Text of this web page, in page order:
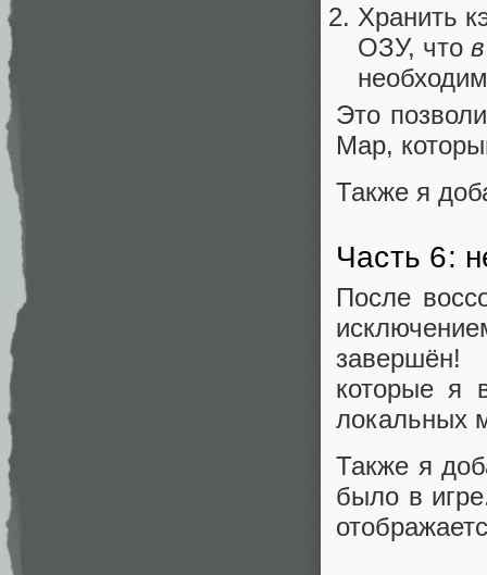
Хранить
ОЗУ, что
Это
Map,
Также я
Часть 6:
После
завершён!
которые я
локальных
Также я
было в